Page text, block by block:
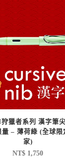
獵者系列 漢字筆
量 – 薄荷綠 (全球限
家)
NT$ 1,750